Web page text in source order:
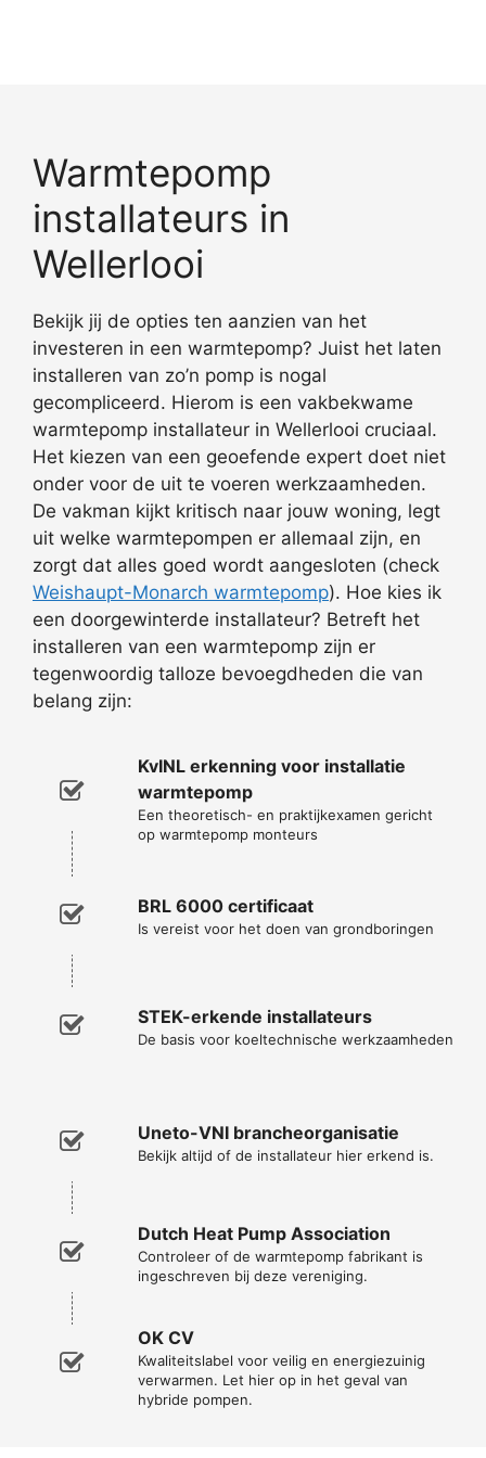
Warmtepomp
installateurs in
Wellerlooi
Bekijk jij de opties ten aanzien van het
investeren in een warmtepomp? Juist het laten
installeren van zo’n pomp is nogal
gecompliceerd. Hierom is een vakbekwame
warmtepomp installateur in Wellerlooi cruciaal.
Het kiezen van een geoefende expert doet niet
onder voor de uit te voeren werkzaamheden.
De vakman kijkt kritisch naar jouw woning, legt
uit welke warmtepompen er allemaal zijn, en
zorgt dat alles goed wordt aangesloten (check
Weishaupt-Monarch warmtepomp). Hoe kies ik
een doorgewinterde installateur? Betreft het
installeren van een warmtepomp zijn er
tegenwoordig talloze bevoegdheden die van
belang zijn:
KvINL erkenning voor installatie
warmtepomp
Een theoretisch- en praktijkexamen gericht
op warmtepomp monteurs
BRL 6000 certificaat
Is vereist voor het doen van grondboringen
STEK-erkende installateurs
De basis voor koeltechnische werkzaamheden
Uneto-VNI brancheorganisatie
Bekijk altijd of de installateur hier erkend is.
Dutch Heat Pump Association
Controleer of de warmtepomp fabrikant is
ingeschreven bij deze vereniging.
OK CV
Kwaliteitslabel voor veilig en energiezuinig
verwarmen. Let hier op in het geval van
hybride pompen.